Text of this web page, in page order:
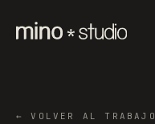
←VOLVER AL TRABAJO